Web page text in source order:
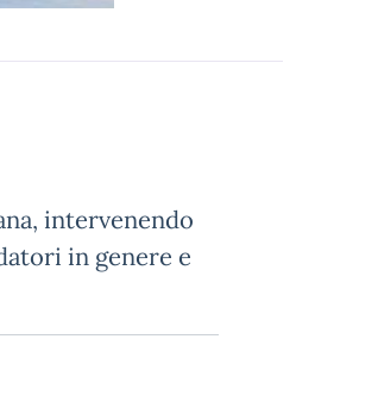
intervenendo
in genere e